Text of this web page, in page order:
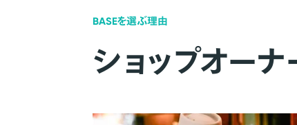
BASEを選ぶ理由
ショップオー